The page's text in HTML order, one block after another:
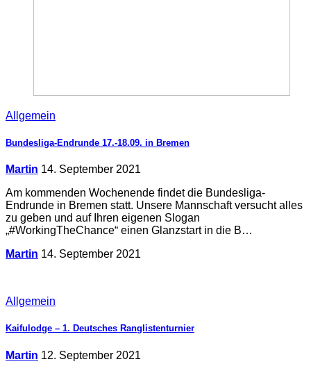
Allgemein
Bundesliga-Endrunde 17.-18.09. in Bremen
Martin 14. September 2021
Am kommenden Wochenende findet die Bundesliga-
Endrunde in Bremen statt. Unsere Mannschaft versucht alles
zu geben und auf Ihren eigenen Slogan
„#WorkingTheChance“ einen Glanzstart in die B…
Martin 14. September 2021
Allgemein
Kaifulodge – 1. Deutsches Ranglistenturnier
Martin 12. September 2021